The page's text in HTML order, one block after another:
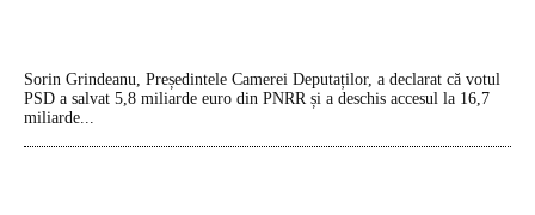
Sorin Grindeanu, Președintele Camerei Deputaților, a declarat că votul
PSD a salvat 5,8 miliarde euro din PNRR și a deschis accesul la 16,7
miliarde...